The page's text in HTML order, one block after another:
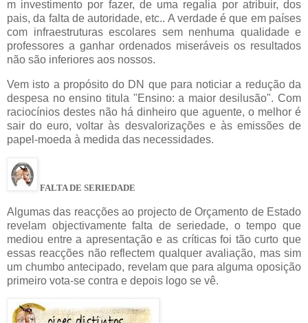
m investimento por fazer, de uma regalia por atribuir, dos
pais, da falta de autoridade, etc.. A verdade é que em países
com infraestruturas escolares sem nenhuma qualidade e
professores a ganhar ordenados miseráveis os resultados
não são inferiores aos nossos.
Vem isto a propósito do DN que para noticiar a redução da
despesa no ensino titula "Ensino: a maior desilusão". Com
raciocínios destes não há dinheiro que aguente, o melhor é
sair do euro, voltar às desvalorizações e às emissões de
papel-moeda à medida das necessidades.
FALTA DE SERIEDADE
Algumas das reacções ao projecto de Orçamento de Estado
revelam objectivamente falta de seriedade, o tempo que
mediou entre a apresentação e as críticas foi tão curto que
essas reacções não reflectem qualquer avaliação, mas sim
um chumbo antecipado, revelam que para alguma oposição
primeiro vota-se contra e depois logo se vê.